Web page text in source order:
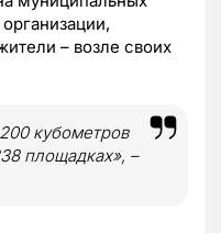
– возле своих
кубометров
площадках», –